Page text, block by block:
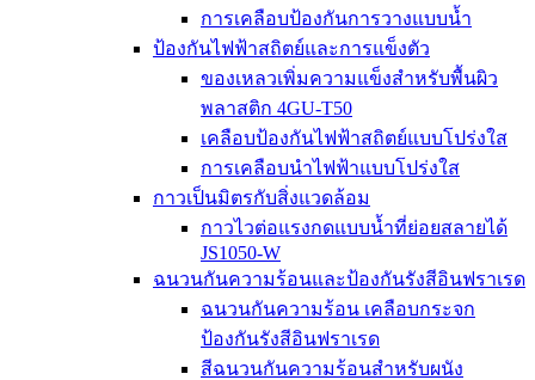
การเคลือบป้องกันการวางแบบน้ำ
ป้องกันไฟฟ้าสถิตย์และการแข็งตัว
ของเหลวเพิ่มความแข็งสำหรับพื้นผิว
พลาสติก 4GU-T50
เคลือบป้องกันไฟฟ้าสถิตย์แบบโปร่งใส
การเคลือบนำไฟฟ้าแบบโปร่งใส
กาวเป็นมิตรกับสิ่งแวดล้อม
กาวไวต่อแรงกดแบบน้ำที่ย่อยสลายได้
JS1050-W
ฉนวนกันความร้อนและป้องกันรังสีอินฟราเรด
ฉนวนกันความร้อน เคลือบกระจก
ป้องกันรังสีอินฟราเรด
สีฉนวนกันความร้อนสำหรับผนัง